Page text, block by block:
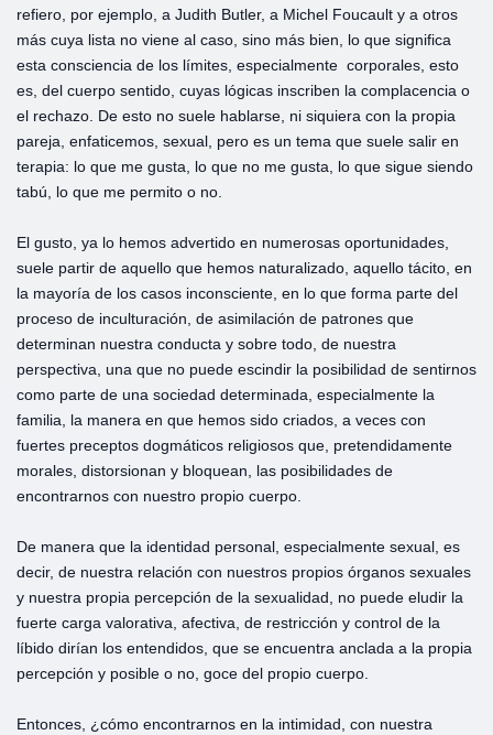
refiero, por ejemplo, a Judith Butler, a Michel Foucault y a otros
más cuya lista no viene al caso, sino más bien, lo que significa
esta consciencia de los límites, especialmente corporales, esto
es, del cuerpo sentido, cuyas lógicas inscriben la complacencia o
el rechazo. De esto no suele hablarse, ni siquiera con la propia
pareja, enfaticemos, sexual, pero es un tema que suele salir en
terapia: lo que me gusta, lo que no me gusta, lo que sigue siendo
tabú, lo que me permito o no.
El gusto, ya lo hemos advertido en numerosas oportunidades,
suele partir de aquello que hemos naturalizado, aquello tácito, en
la mayoría de los casos inconsciente, en lo que forma parte del
proceso de inculturación, de asimilación de patrones que
determinan nuestra conducta y sobre todo, de nuestra
perspectiva, una que no puede escindir la posibilidad de sentirnos
como parte de una sociedad determinada, especialmente la
familia, la manera en que hemos sido criados, a veces con
fuertes preceptos dogmáticos religiosos que, pretendidamente
morales, distorsionan y bloquean, las posibilidades de
encontrarnos con nuestro propio cuerpo.
De manera que la identidad personal, especialmente sexual, es
decir, de nuestra relación con nuestros propios órganos sexuales
y nuestra propia percepción de la sexualidad, no puede eludir la
fuerte carga valorativa, afectiva, de restricción y control de la
líbido dirían los entendidos, que se encuentra anclada a la propia
percepción y posible o no, goce del propio cuerpo.
Entonces, ¿cómo encontrarnos en la intimidad, con nuestra